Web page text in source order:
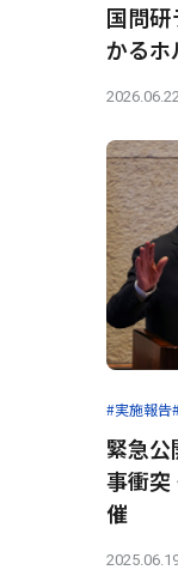
国問研
かるホ
#実施報告
緊急公
事衝突
催